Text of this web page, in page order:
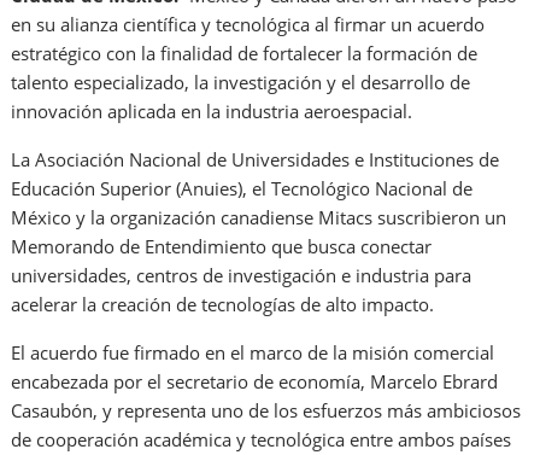
en su alianza científica y tecnológica al firmar un acuerdo
estratégico con la finalidad de fortalecer la formación de
talento especializado, la investigación y el desarrollo de
innovación aplicada en la industria aeroespacial.
La Asociación Nacional de Universidades e Instituciones de
Educación Superior (Anuies), el Tecnológico Nacional de
México y la organización canadiense Mitacs suscribieron un
Memorando de Entendimiento que busca conectar
universidades, centros de investigación e industria para
acelerar la creación de tecnologías de alto impacto.
El acuerdo fue firmado en el marco de la misión comercial
encabezada por el secretario de economía, Marcelo Ebrard
Casaubón, y representa uno de los esfuerzos más ambiciosos
de cooperación académica y tecnológica entre ambos países